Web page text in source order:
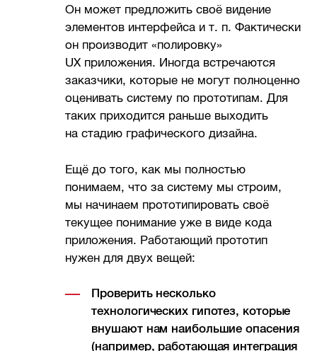
Он может предложить своё видение
элементов интерфейса и т. п. Фактически
он производит «полировку»
UX приложения. Иногда встречаются
заказчики, которые не могут полноценно
оценивать систему по прототипам. Для
таких приходится раньше выходить
на стадию графического дизайна.
Ещё до того, как мы полностью
понимаем, что за систему мы строим,
мы начинаем прототипировать своё
текущее понимание уже в виде кода
приложения. Работающий прототип
нужен для двух вещей:
Проверить несколько
технологических гипотез, которые
внушают нам наибольшие опасения
(например, работающая интеграция